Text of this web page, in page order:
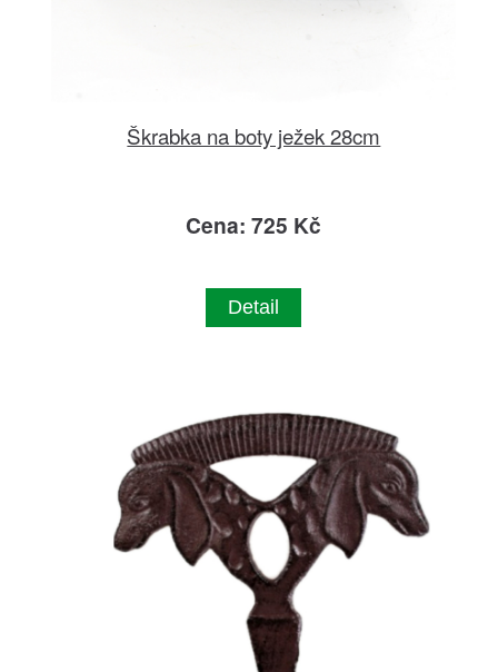
Škrabka na boty ježek 28cm
Cena: 725 Kč
Detail